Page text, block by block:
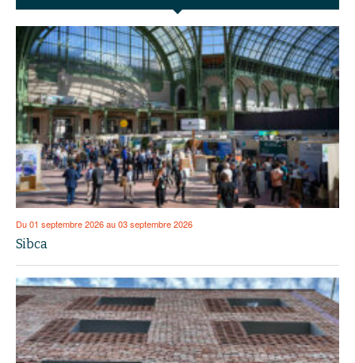
Du 01 septembre 2026 au 03 septembre 2026
Sibca